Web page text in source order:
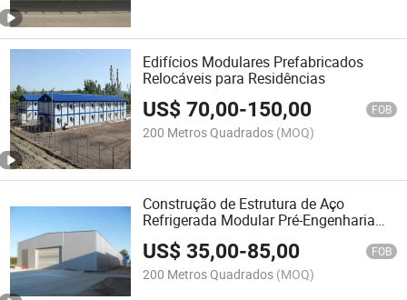
Edifícios Modulares Prefabricados
Relocáveis para Residências
US$70,00-150,00 FOB
200 Metros Quadrados (MOQ)
Construção de Estrutura de Aço
Refrigerada Modular Pré-Engenharia
para Armazenamento de Alimentos
(KXD-SSB30)
US$35,00-85,00 FOB
200 Metros Quadrados (MOQ)